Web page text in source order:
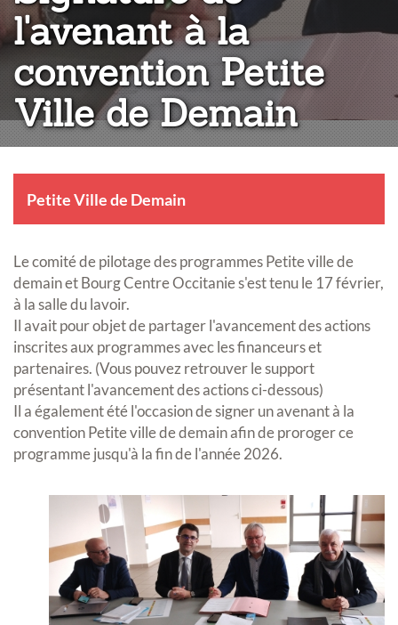
l'avenant à la
convention Petite
Ville de Demain
Petite Ville de Demain
Le comité de pilotage des programmes Petite ville de
demain et Bourg Centre Occitanie s'est tenu le 17 février,
à la salle du lavoir.
Il avait pour objet de partager l'avancement des actions
inscrites aux programmes avec les financeurs et
partenaires. (Vous pouvez retrouver le support
présentant l'avancement des actions ci-dessous)
Il a également été l'occasion de signer un avenant à la
convention Petite ville de demain afin de proroger ce
programme jusqu'à la fin de l'année 2026.